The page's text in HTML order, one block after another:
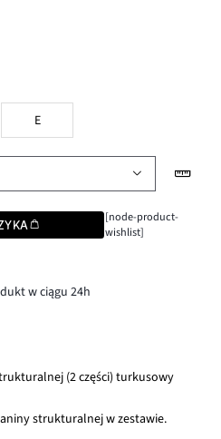
E
[node-product-
wishlist]
w ciągu 24h
(2 części) turkusowy
strukturalnej w zestawie.